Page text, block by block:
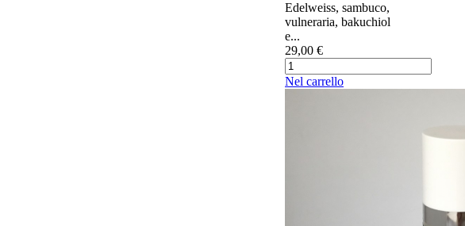
Edelweiss, sambuco,
vulneraria, bakuchiol
e...
29,00 €
Nel carrello